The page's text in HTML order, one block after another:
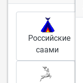
Российские
саами